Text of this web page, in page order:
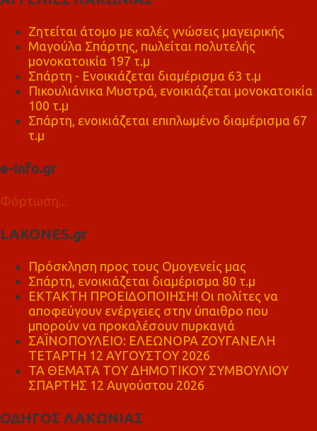
Ζητείται άτομο με καλές γνώσεις μαγειρικής
Μαγούλα Σπάρτης, πωλείται πολυτελής
μονοκατοικία 197 τ.μ
Σπάρτη - Ενοικιάζεται διαμέρισμα 63 τ.μ
Πικουλιάνικα Μυστρά, ενοικιάζεται μονοκατοικία
100 τ.μ
Σπάρτη, ενοικιάζεται επιπλωμένο διαμέρισμα 67
τ.μ
e-info.gr
Φόρτωση...
LAKONES.gr
Πρόσκληση προς τους Ομογενείς μας
Σπάρτη, ενοικιάζεται διαμέρισμα 80 τ.μ
ΕΚΤΑΚΤΗ ΠΡΟΕΙΔΟΠΟΙΗΣΗ! Οι πολίτες να
αποφεύγουν ενέργειες στην ύπαιθρο που
μπορούν να προκαλέσουν πυρκαγιά
ΣΑΪΝΟΠΟΥΛΕΙΟ: ΕΛΕΩΝΟΡΑ ΖΟΥΓΑΝΕΛΗ
ΤΕΤΑΡΤΗ 12 ΑΥΓΟΥΣΤΟΥ 2026
ΤΑ ΘΕΜΑΤΑ ΤΟΥ ΔΗΜΟΤΙΚΟΥ ΣΥΜΒΟΥΛΙΟΥ
ΣΠΑΡΤΗΣ 12 Αυγούστου 2026
ΟΔΗΓΟΣ ΛΑΚΩΝΙΑΣ